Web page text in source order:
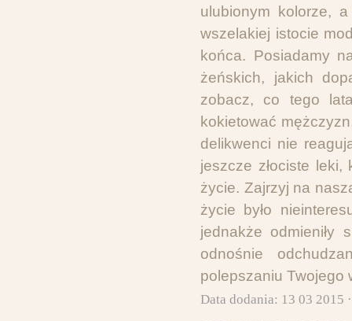
ulubionym kolorze,
wszelakiej istocie
końca. Posiadamy
żeńskich, jakich
zobacz, co tego
kokietować
delikwenci nie
jeszcze złociste leki,
życie. Zajrzyj na
życie było
jednakże
odnośnie
polepszaniu Twojego
Data dodania: 13 03 2015